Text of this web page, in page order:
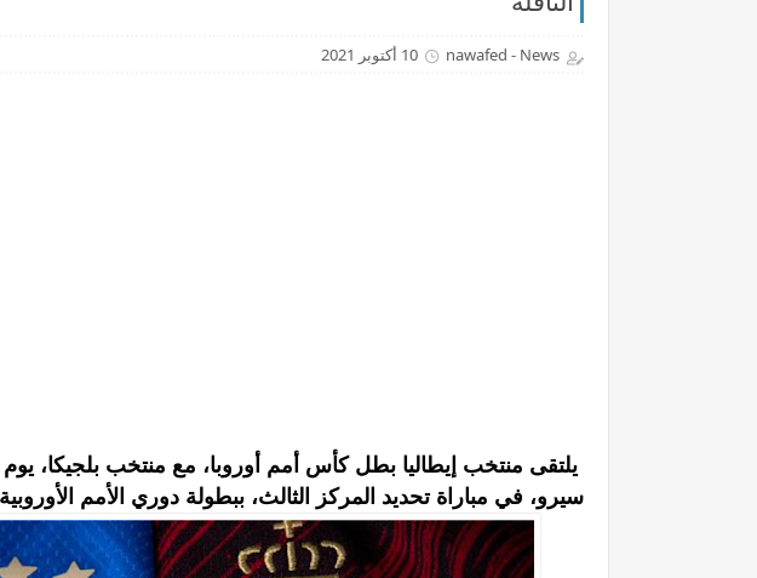
nawafed - News 10 أكتوبر 2021
يلتقى منتخب إيطاليا بطل كأس أمم أوروبا، مع منتخب بلجيكا،
سيرو، في مباراة تحديد المركز الثالث، ببطولة دوري الأمم